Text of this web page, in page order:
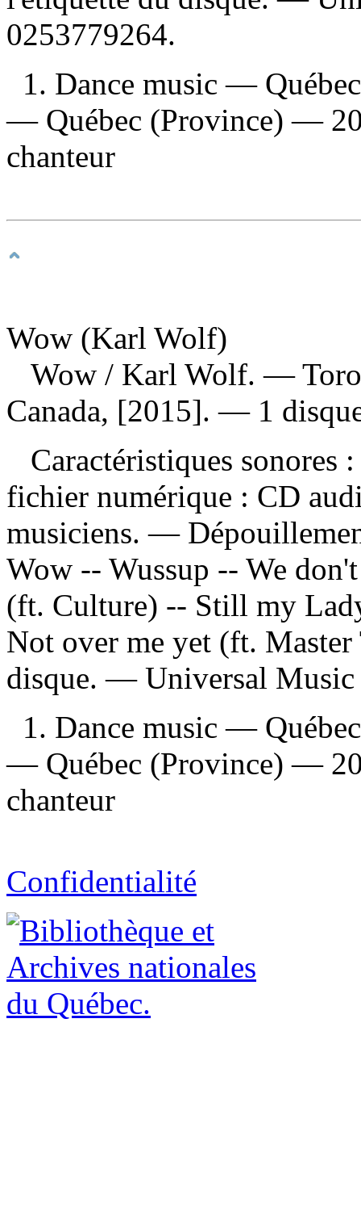
0253779264.
1. Dance music —
— Québec (Province) —
chanteur
Wow (Karl Wolf)
Wow / Karl Wolf. —
Canada, [2015]. — 1
Caractéristiques sonores
fichier numérique : CD
musiciens. —
Wow -- Wussup -- We
(ft. Culture) -- Still my
Not over me yet (ft.
disque. — Universal
1. Dance music —
— Québec (Province) —
chanteur
Confidentialité